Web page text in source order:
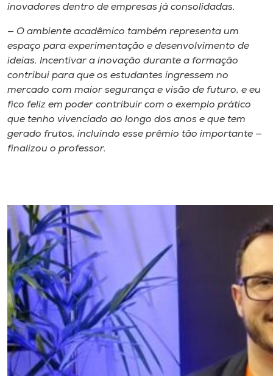
inovadores dentro de empresas já consolidadas.
— O ambiente acadêmico também representa um
espaço para experimentação e desenvolvimento de
ideias. Incentivar a inovação durante a formação
contribui para que os estudantes ingressem no
mercado com maior segurança e visão de futuro, e eu
fico feliz em poder contribuir com o exemplo prático
que tenho vivenciado ao longo dos anos e que tem
gerado frutos, incluindo esse prêmio tão importante —
finalizou o professor.